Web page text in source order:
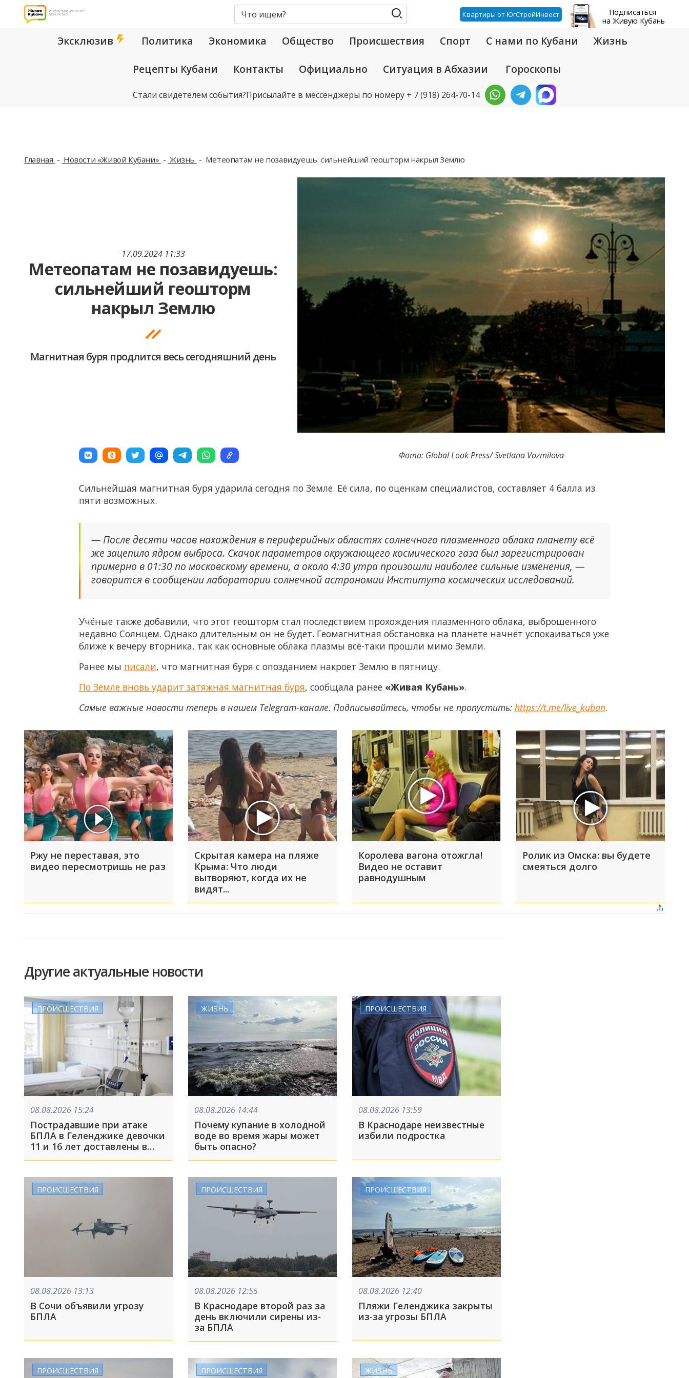
Квартиры от ЮгСтройИнвест
Подписаться
на Живую Кубань
Эксклюзив Политика Экономика Общество Происшествия Спорт С нами по Кубани Жизнь
Рецепты Кубани Контакты Официально Ситуация в Абхазии Гороскопы
Стали свидетелем события?Присылайте в мессенджеры по номеру + 7 (918) 264-70-14
Главная Новости «Живой Кубани» Жизнь Метеопатам не позавидуешь: сильнейший геошторм накрыл Землю
17.09.2024 11:33
Метеопатам не позавидуешь:
сильнейший геошторм
накрыл Землю
Магнитная буря продлится весь сегодняшний день
Фото: Global Look Press/ Svetlana Vozmilova
Сильнейшая магнитная буря ударила сегодня по Земле. Её сила, по оценкам специалистов, составляет 4 балла из
пяти возможных.
— После десяти часов нахождения в периферийных областях солнечного плазменного облака планету всё
же зацепило ядром выброса. Скачок параметров окружающего космического газа был зарегистрирован
примерно в 01:30 по московскому времени, а около 4:30 утра произошли наиболее сильные изменения, —
говорится в сообщении лаборатории солнечной астрономии Института космических исследований.
Учёные также добавили, что этот геошторм стал последствием прохождения плазменного облака, выброшенного
недавно Солнцем. Однако длительным он не будет. Геомагнитная обстановка на планете начнёт успокаиваться уже
ближе к вечеру вторника, так как основные облака плазмы всё-таки прошли мимо Земли.
Ранее мы писали, что магнитная буря с опозданием накроет Землю в пятницу.
По Земле вновь ударит затяжная магнитная буря, сообщала ранее «Живая Кубань».
Самые важные новости теперь в нашем Telegram-канале. Подписывайтесь, чтобы не пропустить: https://t.me/live_kuban.
Ржу не переставая, это
видео пересмотришь не раз
Скрытая камера на пляже
Крыма: Что люди
вытворяют, когда их не
видят...
Королева вагона отожгла!
Видео не оставит
равнодушным
Ролик из Омска: вы будете
смеяться долго
Другие актуальные новости
ПРОИСШЕСТВИЯ
08.08.2026 15:24
Пострадавшие при атаке
БПЛА в Геленджике девочки
11 и 16 лет доставлены в
московскую больницу
ЖИЗНЬ
08.08.2026 14:44
Почему купание в холодной
воде во время жары может
быть опасно?
ПРОИСШЕСТВИЯ
08.08.2026 13:59
В Краснодаре неизвестные
избили подростка
ПРОИСШЕСТВИЯ
08.08.2026 13:13
В Сочи объявили угрозу
БПЛА
ПРОИСШЕСТВИЯ
08.08.2026 12:55
В Краснодаре второй раз за
день включили сирены из-
за БПЛА
ПРОИСШЕСТВИЯ
08.08.2026 12:40
Пляжи Геленджика закрыты
из-за угрозы БПЛА
ПРОИСШЕСТВИЯ ПРОИСШЕСТВИЯ ЖИЗНЬ